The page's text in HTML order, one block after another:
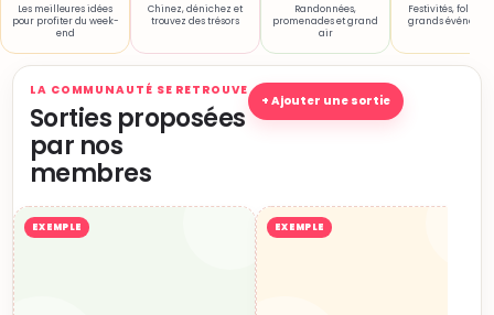
Les meilleures idées
pour profiter du week-
end
Chinez, dénichez et
trouvez des trésors
Randonnées,
promenades et grand
air
Festivités, folklore
grands
LA COMMUNAUTÉ SE RETROUVE
Sorties proposées
par nos
membres
+ Ajouter une sortie
EXEMPLE EXEMPLE